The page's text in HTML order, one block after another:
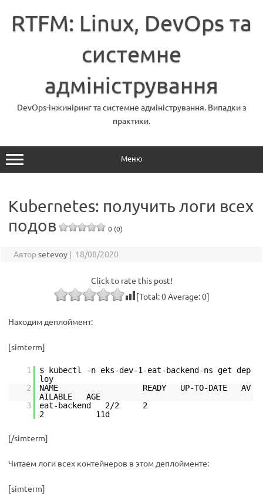
вмістуRTFM: Linux, DevOps та
системне
адміністрування
DevOps-інжиніринг та системне адміністрування. Випадки з
практики.
Меню
Kubernetes: получить логи всех
подов
0 (0)
Авторsetevoy | 18/08/2020
Click to rate this post!
[Total:0Average:0]
Находим деплоймент:
[simterm]
1
$ kubectl -n eks-dev-1-eat-backend-ns get dep
loy
2
NAME READY UP-TO-DATE AV
AILABLE AGE
3
eat-backend 2/2 2
2 11d
[/simterm]
Читаем логи всех контейнеров в этом деплойменте:
[simterm]